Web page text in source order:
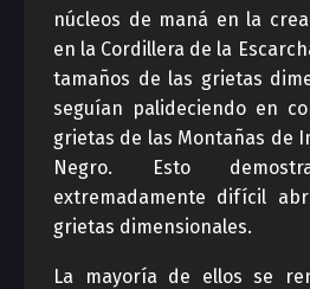
núcleos de maná en la
en la Cordillera de la
tamaños de las grietas
seguían palideciendo en
grietas de las Montañas de
Negro. Esto
extremadamente difícil
grietas dimensionales.
La mayoría de ellos se